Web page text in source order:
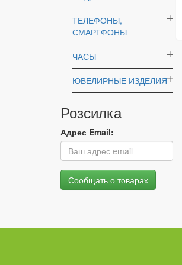
ТЕЛЕФОНЫ,
СМАРТФОНЫ
ЧАСЫ
ЮВЕЛИРНЫЕ ИЗДЕЛИЯ
Розсилка
Адрес Email: